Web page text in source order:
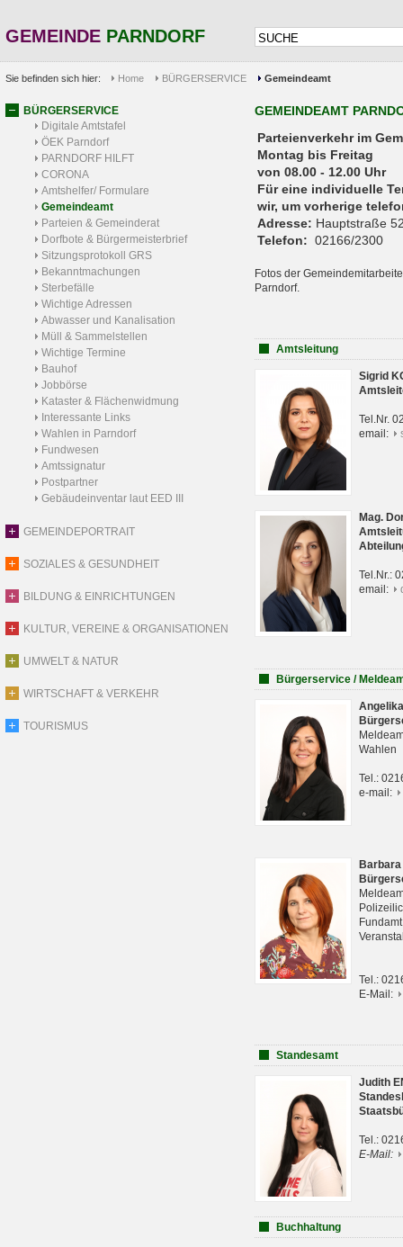
GEMEINDE PARNDORF
Sie befinden sich hier: Home BÜRGERSERVICE Gemeindeamt
BÜRGERSERVICE
Digitale Amtstafel
ÖEK Parndorf
PARNDORF HILFT
CORONA
Amtshelfer/ Formulare
Gemeindeamt
Parteien & Gemeinderat
Dorfbote & Bürgermeisterbrief
Sitzungsprotokoll GRS
Bekanntmachungen
Sterbefälle
Wichtige Adressen
Abwasser und Kanalisation
Müll & Sammelstellen
Wichtige Termine
Bauhof
Jobbörse
Kataster & Flächenwidmung
Interessante Links
Wahlen in Parndorf
Fundwesen
Amtssignatur
Postpartner
Gebäudeinventar laut EED III
GEMEINDEPORTRAIT
SOZIALES & GESUNDHEIT
BILDUNG & EINRICHTUNGEN
KULTUR, VEREINE & ORGANISATIONEN
UMWELT & NATUR
WIRTSCHAFT & VERKEHR
TOURISMUS
GEMEINDEAMT
Parteienverkehr
Montag bis Freitag
von 08.00 - 12.00 Uhr
Für eine individuelle
wir, um vorherige
Adresse: Hauptstraße
Telefon: 02166/2300
Fotos der
Parndorf.
Amtsleitung
Sigrid
Tel.Nr.
email:
Mag.
Tel.Nr.:
email:
Bürgerservice /
Wahlen
Tel.:
e-mail:
Tel.:
E-Mail:
Standesamt
Judith
Tel.:
E-Mail:
Buchhaltung